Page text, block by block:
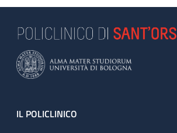
Footer
IL POLICLINICO